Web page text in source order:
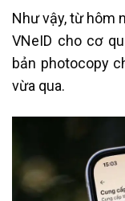
Như vậy, từ hôm
VNeID cho cơ
bản photocopy
vừa qua.